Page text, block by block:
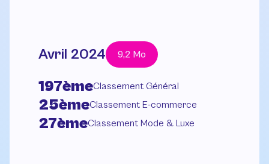
Avril 2024 9,2 Mo
197èmeClassement Général
25èmeClassement E-commerce
27èmeClassement Mode & Luxe